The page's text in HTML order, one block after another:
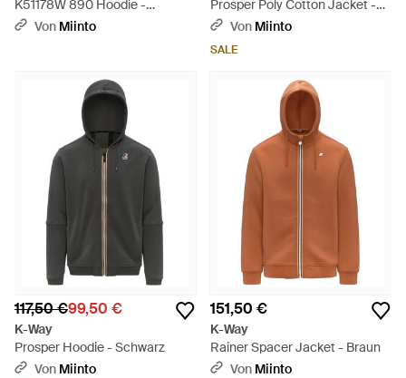
K51178W 890 Hoodie -
Schwarz
Von Miinto
Prosper Poly Cotton Jacket -
BlauVon Miinto
SALE
117,50 €99,50 €
K-Way
Prosper Hoodie - Schwarz
Von Miinto
151,50 €
K-Way
Rainer Spacer Jacket - Braun
Von Miinto